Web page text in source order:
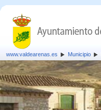
www.valdearenas.es Municipio